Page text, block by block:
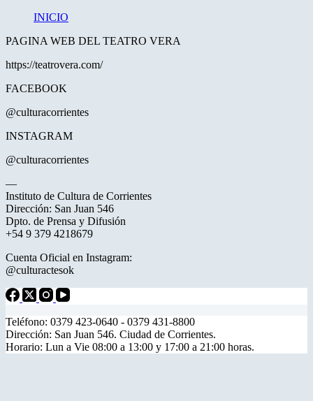
INICIO
PAGINA WEB DEL TEATRO VERA
https://teatrovera.com/
FACEBOOK
@culturacorrientes
INSTAGRAM
@culturacorrientes
—
Instituto de Cultura de Corrientes
Dirección: San Juan 546
Dpto. de Prensa y Difusión
+54 9 379 4218679
Cuenta Oficial en Instagram:
@culturactesok
Teléfono: 0379 423-0640 - 0379 431-8800
Dirección: San Juan 546. Ciudad de Corrientes.
Horario: Lun a Vie 08:00 a 13:00 y 17:00 a 21:00 horas.